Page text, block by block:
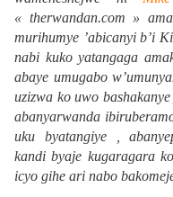
« therwandan.com »
murihumye ’abicanyi b’i
nabi kuko yatangaga
abaye umugabo
uzizwa ko uwo
abanyarwanda
uku byatangiye ,
kandi byaje kugaragara
icyo gihe ari nabo